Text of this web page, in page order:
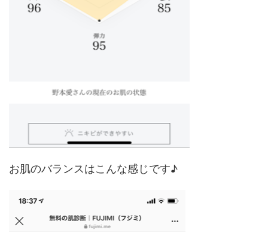
お肌のバランスはこんな感じです♪